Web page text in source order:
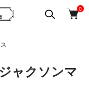
0
ャクソンマ